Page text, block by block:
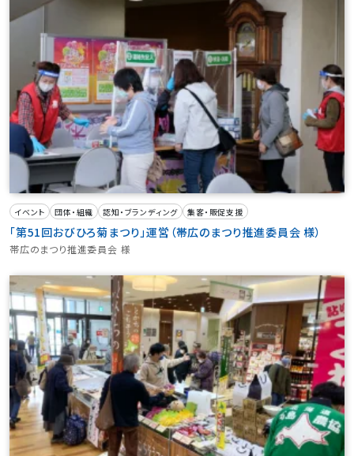
イベント 団体・組織 認知・ブランディング 集客・販促支援
「第51回おびひろ菊まつり」運営（帯広のまつり推進委員会 様）
帯広のまつり推進委員会 様